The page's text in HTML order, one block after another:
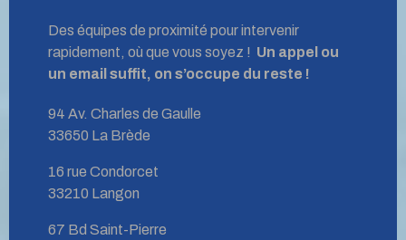
Des équipes de proximité pour intervenir
rapidement, où que vous soyez ! Un appel ou
un email suffit, on s’occupe du reste !
94 Av. Charles de Gaulle
33650 La Brède
16 rue Condorcet
33210 Langon
67 Bd Saint-Pierre